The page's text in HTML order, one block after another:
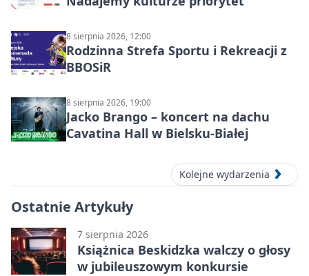
8 sierpnia 2026, 12:00
Rodzinna Strefa Sportu i Rekreacji z
BBOSiR
8 sierpnia 2026, 19:00
Jacko Brango – koncert na dachu
Cavatina Hall w Bielsku-Białej
Kolejne wydarzenia
Ostatnie Artykuły
7 sierpnia 2026
Książnica Beskidzka walczy o głosy
w jubileuszowym konkursie